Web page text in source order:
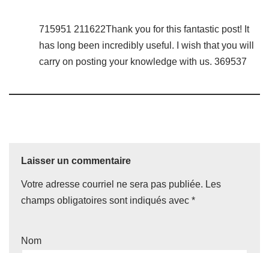
715951 211622Thank you for this fantastic post! It
has long been incredibly useful. I wish that you will
carry on posting your knowledge with us. 369537
Laisser un commentaire
Votre adresse courriel ne sera pas publiée. Les
champs obligatoires sont indiqués avec *
Nom